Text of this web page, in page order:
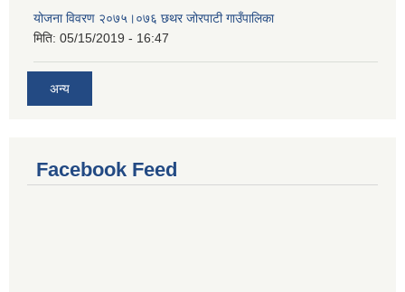
योजना विवरण २०७५।०७६ छथर जोरपाटी गाउँपालिका
मिति: 05/15/2019 - 16:47
अन्य
Facebook Feed